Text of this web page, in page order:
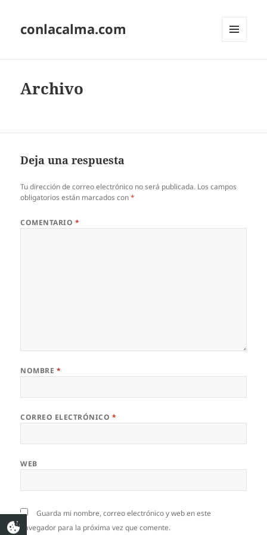
conlacalma.com
Archivo
Deja una respuesta
Tu dirección de correo electrónico no será publicada. Los campos
obligatorios están marcados con*
COMENTARIO *
NOMBRE *
CORREO ELECTRÓNICO *
WEB
Guarda mi nombre, correo electrónico y web en este
navegador para la próxima vez que comente.